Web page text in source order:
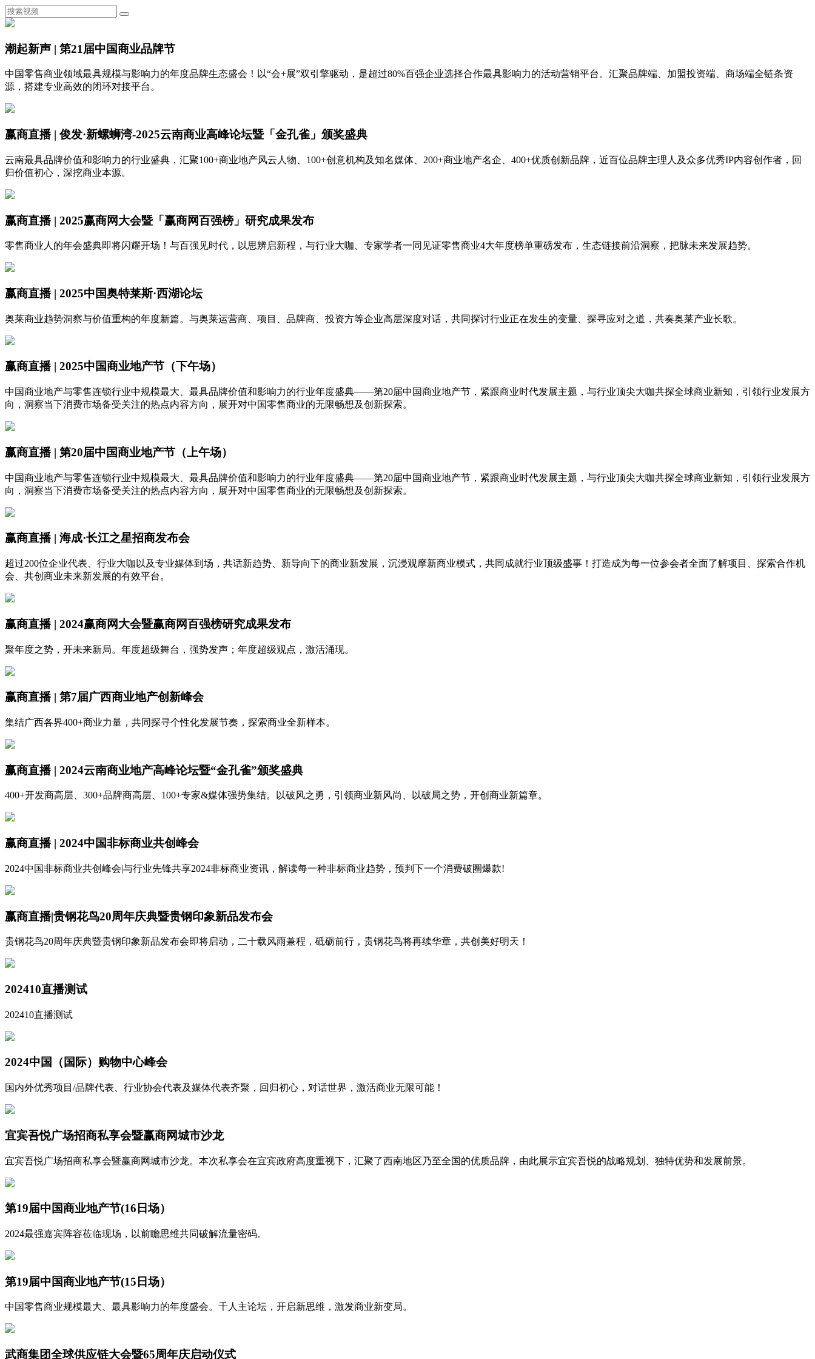
潮起新声 | 第21届中国商业品牌节
中国零售商业领域最具规模与影响力的年度品牌生态盛会！以“会+展”双引擎驱动，是超过80%百强企业选择合作最具影响力的活动营销平台。汇聚品牌端、加盟投资端、商场端全链条资
源，搭建专业高效的闭环对接平台。
赢商直播 | 俊发·新螺蛳湾-2025云南商业高峰论坛暨「金孔雀」颁奖盛典
云南最具品牌价值和影响力的行业盛典，汇聚100+商业地产风云人物、100+创意机构及知名媒体、200+商业地产名企、400+优质创新品牌，近百位品牌主理人及众多优秀IP内容创作者，回
归价值初心，深挖商业本源。
赢商直播 | 2025赢商网大会暨「赢商网百强榜」研究成果发布
零售商业人的年会盛典即将闪耀开场！与百强见时代，以思辨启新程，与行业大咖、专家学者一同见证零售商业4大年度榜单重磅发布，生态链接前沿洞察，把脉未来发展趋势。
赢商直播 | 2025中国奥特莱斯·西湖论坛
奥莱商业趋势洞察与价值重构的年度新篇。与奥莱运营商、项目、品牌商、投资方等企业高层深度对话，共同探讨行业正在发生的变量、探寻应对之道，共奏奥莱产业长歌。
赢商直播 | 2025中国商业地产节（下午场）
中国商业地产与零售连锁行业中规模最大、最具品牌价值和影响力的行业年度盛典——第20届中国商业地产节，紧跟商业时代发展主题，与行业顶尖大咖共探全球商业新知，引领行业发展方
向，洞察当下消费市场备受关注的热点内容方向，展开对中国零售商业的无限畅想及创新探索。
赢商直播 | 第20届中国商业地产节（上午场）
中国商业地产与零售连锁行业中规模最大、最具品牌价值和影响力的行业年度盛典——第20届中国商业地产节，紧跟商业时代发展主题，与行业顶尖大咖共探全球商业新知，引领行业发展方
向，洞察当下消费市场备受关注的热点内容方向，展开对中国零售商业的无限畅想及创新探索。
赢商直播 | 海成·长江之星招商发布会
超过200位企业代表、行业大咖以及专业媒体到场，共话新趋势、新导向下的商业新发展，沉浸观摩新商业模式，共同成就行业顶级盛事！打造成为每一位参会者全面了解项目、探索合作机
会、共创商业未来新发展的有效平台。
赢商直播 | 2024赢商网大会暨赢商网百强榜研究成果发布
聚年度之势，开未来新局。年度超级舞台，强势发声；年度超级观点，激活涌现。
赢商直播 | 第7届广西商业地产创新峰会
集结广西各界400+商业力量，共同探寻个性化发展节奏，探索商业全新样本。
赢商直播 | 2024云南商业地产高峰论坛暨“金孔雀”颁奖盛典
400+开发商高层、300+品牌商高层、100+专家&媒体强势集结。以破风之勇，引领商业新风尚、以破局之势，开创商业新篇章。
赢商直播 | 2024中国非标商业共创峰会
2024中国非标商业共创峰会|与行业先锋共享2024非标商业资讯，解读每一种非标商业趋势，预判下一个消费破圈爆款!
赢商直播|贵钢花鸟20周年庆典暨贵钢印象新品发布会
贵钢花鸟20周年庆典暨贵钢印象新品发布会即将启动，二十载风雨兼程，砥砺前行，贵钢花鸟将再续华章，共创美好明天！
202410直播测试
202410直播测试
2024中国（国际）购物中心峰会
国内外优秀项目/品牌代表、行业协会代表及媒体代表齐聚，回归初心，对话世界，激活商业无限可能！
宜宾吾悦广场招商私享会暨赢商网城市沙龙
宜宾吾悦广场招商私享会暨赢商网城市沙龙。本次私享会在宜宾政府高度重视下，汇聚了西南地区乃至全国的优质品牌，由此展示宜宾吾悦的战略规划、独特优势和发展前景。
第19届中国商业地产节(16日场）
2024最强嘉宾阵容莅临现场，以前瞻思维共同破解流量密码。
第19届中国商业地产节(15日场）
中国零售商业规模最大、最具影响力的年度盛会。千人主论坛，开启新思维，激发商业新变局。
武商集团全球供应链大会暨65周年庆启动仪式